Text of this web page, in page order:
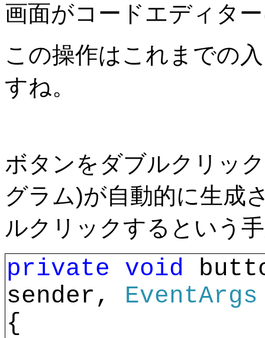
画面がコードエディタ
この操作はこれまでの
すね。
ボタンをダブルクリッ
グラム)が自動的に生成
ルクリックするという
private void
sender,
{